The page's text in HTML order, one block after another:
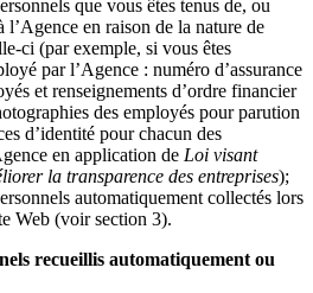
que vous êtes tenus de, ou
l’Agence en raison de la nature de
ci (par exemple, si vous êtes
par l’Agence : numéro d’assurance
et renseignements d’ordre financier
des employés pour parution
d’identité pour chacun des
en application de Loi visant
la transparence des entreprises);
automatiquement collectés lors
Web (voir section 3).
recueillis automatiquement ou